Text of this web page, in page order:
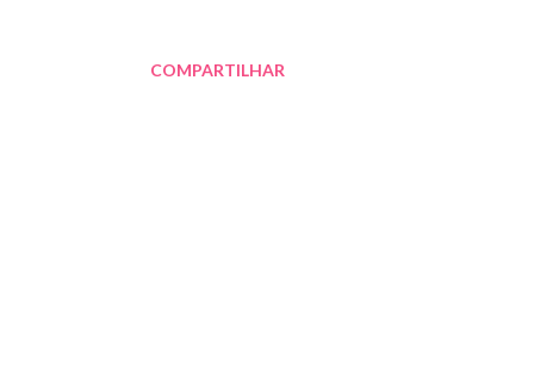
COMPARTILHAR